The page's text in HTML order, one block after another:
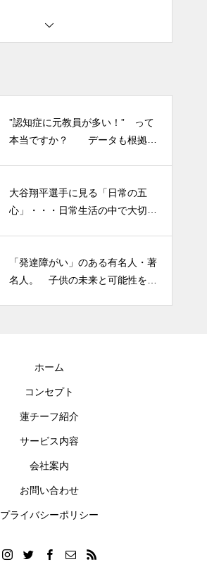
半年ぶりの投稿です・・・さぼ
り癖がついてしまって・・・恥
2026 今年初めての投稿・・・
「食生活習慣の改善」が今年の
”認知症に元教員が多い！” って
本当ですか？ データも根拠も
大谷翔平選手に見る「日常の五
心」・・・日常生活の中で大切
「発達障がい」のある有名人・著
名人。 子供の未来と可能性を秘
ホーム
コンセプト
蓮チーフ紹介
サービス内容
会社案内
お問い合わせ
プライバシーポリシー